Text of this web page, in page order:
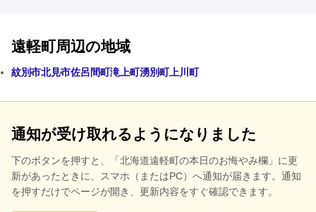
遠軽町周辺の地域
紋別市北見市佐呂間町滝上町湧別町上川町
通知が受け取れるようになりました
下のボタンを押すと、
「北海道遠軽町の本日のお悔やみ欄」に更
新があったときに、スマホ（またはPC）へ通知が届きます。通知
を押すだけでページが開き、更新内容をすぐ確認できます。